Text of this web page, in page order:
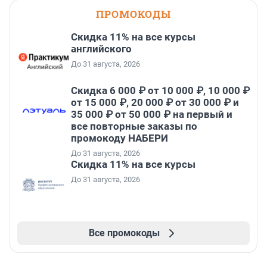
ПРОМОКОДЫ
Скидка 11% на все курсы
английского
До 31 августа, 2026
Скидка 6 000 ₽ от 10 000 ₽, 10 000 ₽
от 15 000 ₽, 20 000 ₽ от 30 000 ₽ и
35 000 ₽ от 50 000 ₽ на первый и
все повторные заказы по
промокоду НАБЕРИ
До 31 августа, 2026
Скидка 11% на все курсы
До 31 августа, 2026
Все промокоды